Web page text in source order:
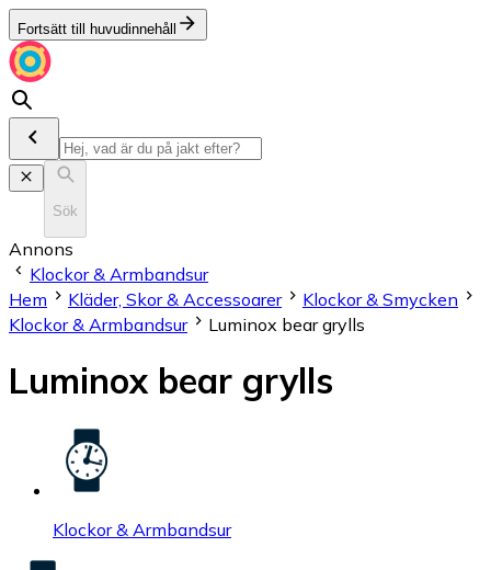
Fortsätt till huvudinnehåll
Sök
Annons
Klockor & Armbandsur
Hem
Kläder, Skor & Accessoarer
Klockor & Smycken
Klockor & Armbandsur
Luminox bear grylls
Luminox bear grylls
Klockor & Armbandsur